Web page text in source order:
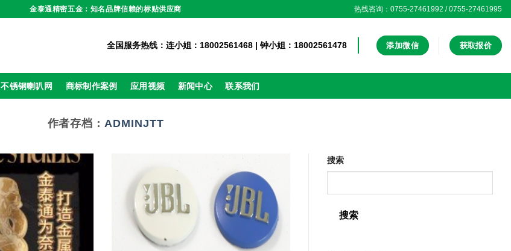
金泰通精密五金：知名品牌信赖的标贴供应商 热线咨询：0755-27461992 / 0755-27461995
全国服务热线：连小姐：18002561468 | 钟小姐：18002561478 添加微信 获取报价
不锈钢喇叭网 商标制作案例 应用视频 新闻中心 联系我们
作者存档： ADMINJTT
搜索
搜索